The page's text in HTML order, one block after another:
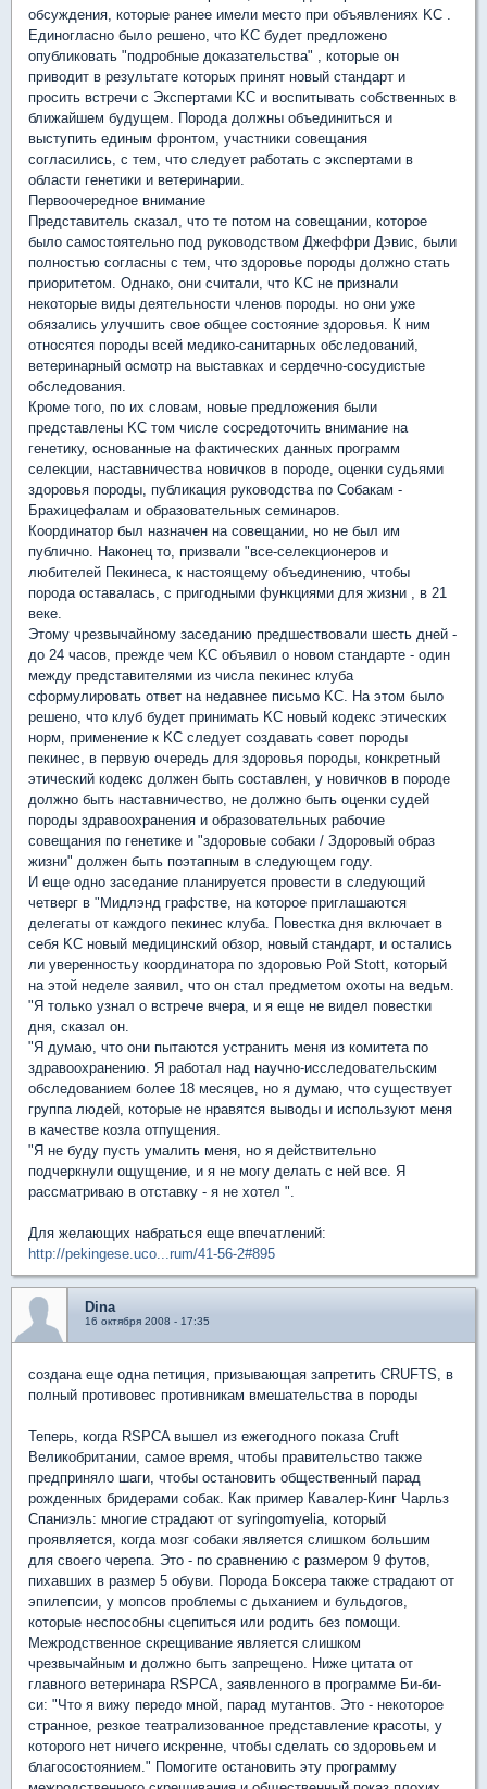
обсуждения, которые ранее имели место при объявлениях KC .
Единогласно было решено, что KC будет предложено
опубликовать "подробные доказательства" , которые он
приводит в результате которых принят новый стандарт и
просить встречи с Экспертами KC и воспитывать собственных в
ближайшем будущем. Порода должны объединиться и
выступить единым фронтом, участники совещания
согласились, с тем, что следует работать с экспертами в
области генетики и ветеринарии.
Первоочередное внимание
Представитель сказал, что те потом на совещании, которое
было самостоятельно под руководством Джеффри Дэвис, были
полностью согласны с тем, что здоровье породы должно стать
приоритетом. Однако, они считали, что KC не признали
некоторые виды деятельности членов породы. но они уже
обязались улучшить свое общее состояние здоровья. К ним
относятся породы всей медико-санитарных обследований,
ветеринарный осмотр на выставках и сердечно-сосудистые
обследования.
Кроме того, по их словам, новые предложения были
представлены KC том числе сосредоточить внимание на
генетику, основанные на фактических данных программ
селекции, наставничества новичков в породе, оценки судьями
здоровья породы, публикация руководства по Собакам -
Брахицефалам и образовательных семинаров.
Координатор был назначен на совещании, но не был им
публично. Наконец то, призвали "все-селекционеров и
любителей Пекинеса, к настоящему объединению, чтобы
порода оставалась, с пригодными функциями для жизни , в 21
веке.
Этому чрезвычайному заседанию предшествовали шесть дней -
до 24 часов, прежде чем KC объявил о новом стандарте - один
между представителями из числа пекинес клуба
сформулировать ответ на недавнее письмо KC. На этом было
решено, что клуб будет принимать KC новый кодекс этических
норм, применение к KC следует создавать совет породы
пекинес, в первую очередь для здоровья породы, конкретный
этический кодекс должен быть составлен, у новичков в породе
должно быть наставничество, не должно быть оценки судей
породы здравоохранения и образовательных рабочие
совещания по генетике и "здоровые собаки / Здоровый образ
жизни" должен быть поэтапным в следующем году.
И еще одно заседание планируется провести в следующий
четверг в "Мидлэнд графстве, на которое приглашаются
делегаты от каждого пекинес клуба. Повестка дня включает в
себя KC новый медицинский обзор, новый стандарт, и остались
ли уверенностьу координатора по здоровью Рой Stott, который
на этой неделе заявил, что он стал предметом охоты на ведьм.
"Я только узнал о встрече вчера, и я еще не видел повестки
дня, сказал он.
"Я думаю, что они пытаются устранить меня из комитета по
здравоохранению. Я работал над научно-исследовательским
обследованием более 18 месяцев, но я думаю, что существует
группа людей, которые не нравятся выводы и используют меня
в качестве козла отпущения.
"Я не буду пусть умалить меня, но я действительно
подчеркнули ощущение, и я не могу делать с ней все. Я
рассматриваю в отставку - я не хотел ".
Для желающих набраться еще впечатлений:
http://pekingese.uco...rum/41-56-2#895
Dina
16 октября 2008 - 17:35
создана еще одна петиция, призывающая запретить CRUFTS, в
полный противовес противникам вмешательства в породы
Теперь, когда RSPCA вышел из ежегодного показа Cruft
Великобритании, самое время, чтобы правительство также
предприняло шаги, чтобы остановить общественный парад
рожденных бридерами собак. Как пример Кавалер-Кинг Чарльз
Спаниэль: многие страдают от syringomyelia, который
проявляется, когда мозг собаки является слишком большим
для своего черепа. Это - по сравнению с размером 9 футов,
пихавших в размер 5 обуви. Порода Боксера также страдают от
эпилепсии, у мопсов проблемы с дыханием и бульдогов,
которые неспособны сцепиться или родить без помощи.
Межродственное скрещивание является слишком
чрезвычайным и должно быть запрещено. Ниже цитата от
главного ветеринара RSPCA, заявленного в программе Би-би-
си: "Что я вижу передо мной, парад мутантов. Это - некоторое
странное, резкое театрализованное представление красоты, у
которого нет ничего искренне, чтобы сделать со здоровьем и
благосостоянием." Помогите остановить эту программу